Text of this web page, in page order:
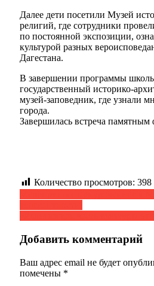
Далее дети посетили Музей
религий, где сотрудники
по постоянной экспозиции,
культурой разных
Дагестана.
В завершении программы
государственный историко-
музей-заповедник, где узнали
города.
Завершилась встреча памятным
Количество просмотров: 398
Навигация
по
Добавить комментарий
Ваш адрес email не будет
помечены *